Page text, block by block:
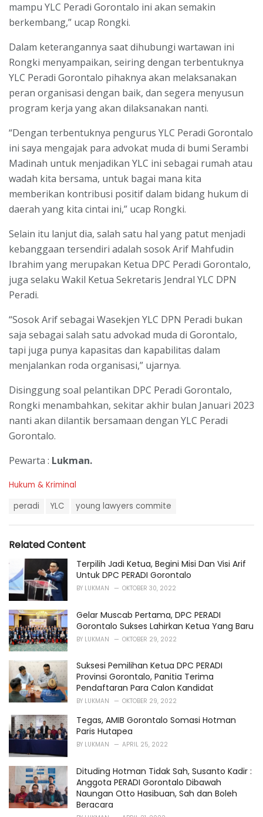
mampu YLC Peradi Gorontalo ini akan semakin
berkembang,” ucap Rongki.
Dalam keterangannya saat dihubungi wartawan ini
Rongki menyampaikan, seiring dengan terbentuknya
YLC Peradi Gorontalo pihaknya akan melaksanakan
peran organisasi dengan baik, dan segera menyusun
program kerja yang akan dilaksanakan nanti.
“Dengan terbentuknya pengurus YLC Peradi Gorontalo
ini saya mengajak para advokat muda di bumi Serambi
Madinah untuk menjadikan YLC ini sebagai rumah atau
wadah kita bersama, untuk bagai mana kita
memberikan kontribusi positif dalam bidang hukum di
daerah yang kita cintai ini,” ucap Rongki.
Selain itu lanjut dia, salah satu hal yang patut menjadi
kebanggaan tersendiri adalah sosok Arif Mahfudin
Ibrahim yang merupakan Ketua DPC Peradi Gorontalo,
juga selaku Wakil Ketua Sekretaris Jendral YLC DPN
Peradi.
“Sosok Arif sebagai Wasekjen YLC DPN Peradi bukan
saja sebagai salah satu advokad muda di Gorontalo,
tapi juga punya kapasitas dan kapabilitas dalam
menjalankan roda organisasi,” ujarnya.
Disinggung soal pelantikan DPC Peradi Gorontalo,
Rongki menambahkan, sekitar akhir bulan Januari 2023
nanti akan dilantik bersamaan dengan YLC Peradi
Gorontalo.
Pewarta : Lukman.
C
r
s
:
Hukum & Kriminal
:
peradi YLC young lawyers commite
Related Content
Terpilih Jadi Ketua, Begini Misi Dan Visi Arif
Untuk DPC PERADI Gorontalo
BY LUKMAN OKTOBER 30, 2022
Gelar Muscab Pertama, DPC PERADI
Gorontalo Sukses Lahirkan Ketua Yang Baru
BY LUKMAN OKTOBER 29, 2022
Suksesi Pemilihan Ketua DPC PERADI
Provinsi Gorontalo, Panitia Terima
Pendaftaran Para Calon Kandidat
BY LUKMAN OKTOBER 29, 2022
Tegas, AMIB Gorontalo Somasi Hotman
Paris Hutapea
BY LUKMAN APRIL 25, 2022
Dituding Hotman Tidak Sah, Susanto Kadir :
Anggota PERADI Gorontalo Dibawah
Naungan Otto Hasibuan, Sah dan Boleh
Beracara